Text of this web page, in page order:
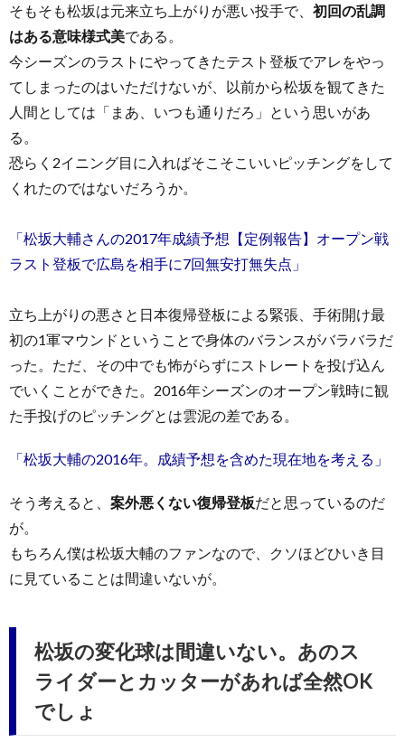
そもそも松坂は元来立ち上がりが悪い投手で、 初回の乱調
はある意味様式美である。
今シーズンのラストにやってきたテスト登板でアレをやっ
てしまったのはいただけないが、以前から松坂を観てきた
人間としては「まあ、いつも通りだろ」という思いがあ
る。
恐らく2イニング目に入ればそこそこいいピッチングをして
くれたのではないだろうか。
「松坂大輔さんの2017年成績予想【定例報告】オープン戦
ラスト登板で広島を相手に7回無安打無失点」
立ち上がりの悪さと日本復帰登板による緊張、手術開け最
初の1軍マウンドということで身体のバランスがバラバラだ
った。ただ、その中でも怖がらずにストレートを投げ込ん
でいくことができた。2016年シーズンのオープン戦時に観
た手投げのピッチングとは雲泥の差である。
「松坂大輔の2016年。成績予想を含めた現在地を考える」
そう考えると、 案外悪くない復帰登板だと思っているのだ
が。
もちろん僕は松坂大輔のファンなので、クソほどひいき目
に見ていることは間違いないが。
松坂の変化球は間違いない。あのス
ライダーとカッターがあれば全然OK
でしょ